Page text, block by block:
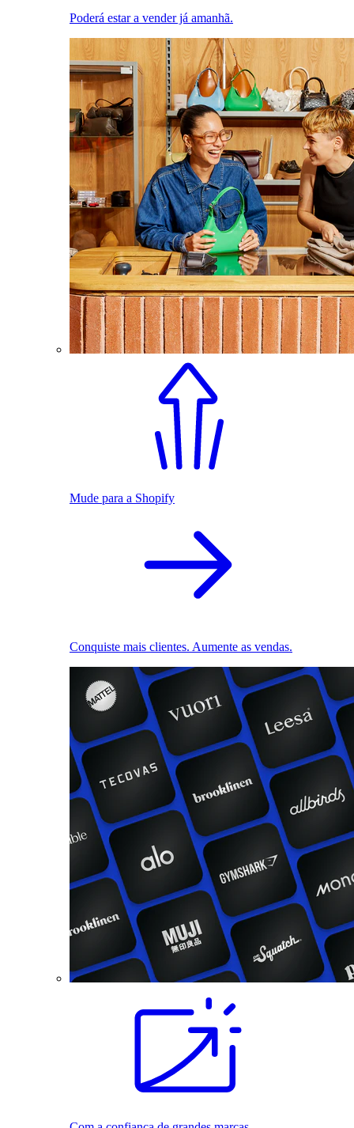
Poderá estar a vender já amanhã.
Mude para a Shopify
Conquiste mais clientes. Aumente as vendas.